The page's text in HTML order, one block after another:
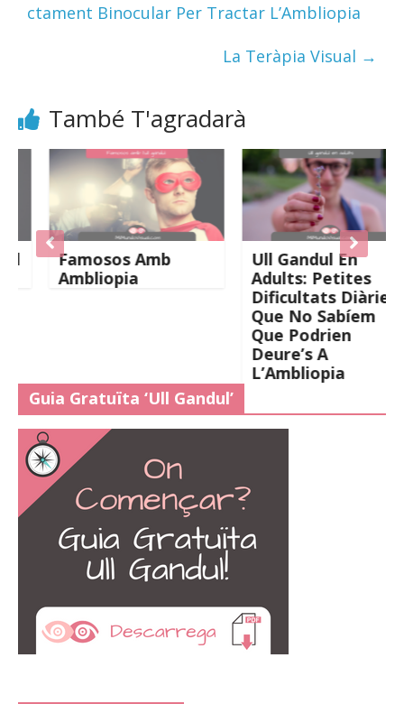
ctament Binocular Per Tractar L’Ambliopia
La Teràpia Visual →
També T'agradarà
Famosos Amb
Ambliopia
Ull Gandul En
Adults: Petites
Dificultats Diàries
Que No Sabíem
Que Podrien
Deure’s A
L’Ambliopia
Guia Gratuïta ‘Ull Gandul’